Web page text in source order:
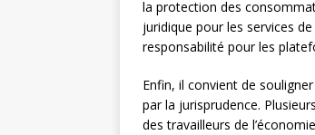
la protection des
juridique pour les services
responsabilité pour les
Enfin, il convient de
par la jurisprudence.
des travailleurs de